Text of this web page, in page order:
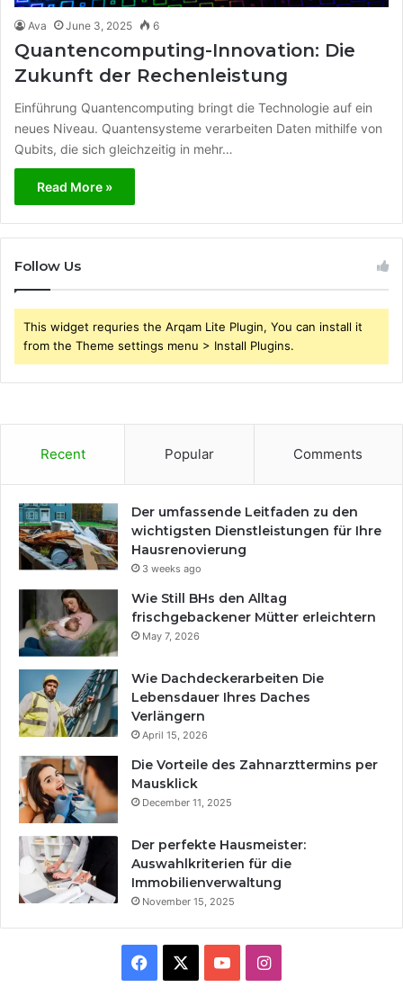
Ava June 3, 2025 6
Quantencomputing-Innovation: Die
Zukunft der Rechenleistung
Einführung Quantencomputing bringt die Technologie auf ein
neues Niveau. Quantensysteme verarbeiten Daten mithilfe von
Qubits, die sich gleichzeitig in mehr…
Read More »
Follow Us
This widget requries the Arqam Lite Plugin, You can install it
from the Theme settings menu > Install Plugins.
Recent Popular Comments
Der umfassende Leitfaden zu den
wichtigsten Dienstleistungen für Ihre
Hausrenovierung
3 weeks ago
Wie Still BHs den Alltag
frischgebackener Mütter erleichtern
May 7, 2026
Wie Dachdeckerarbeiten Die
Lebensdauer Ihres Daches
Verlängern
April 15, 2026
Die Vorteile des Zahnarzttermins per
Mausklick
December 11, 2025
Der perfekte Hausmeister:
Auswahlkriterien für die
Immobilienverwaltung
November 15, 2025
Facebook YouTubeInstagram